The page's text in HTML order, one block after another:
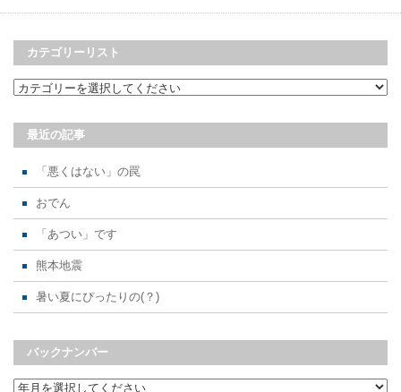
カテゴリーリスト
最近の記事
「悪くはない」の罠
おでん
「あつい」です
熊本地震
暑い夏にぴったりの(？)
バックナンバー